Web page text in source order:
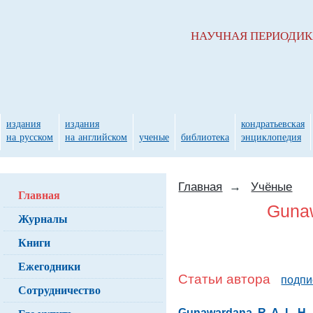
Главная → Учёные
Статьи автора
Главная
Журналы
Книги
Ежегодники
Сотрудничество
НАУЧНАЯ
издания
на русском
издания
на английском
ученые библиотека
кондратьевская
энциклопедия